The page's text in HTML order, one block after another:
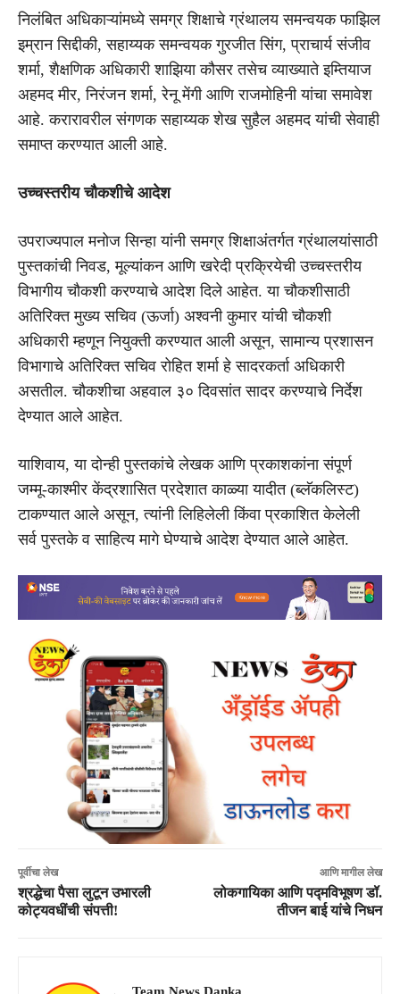
निलंबित अधिकाऱ्यांमध्ये समग्र शिक्षाचे ग्रंथालय समन्वयक फाझिल
इम्रान सिद्दीकी, सहाय्यक समन्वयक गुरजीत सिंग, प्राचार्य संजीव
शर्मा, शैक्षणिक अधिकारी शाझिया कौसर तसेच व्याख्याते इम्तियाज
अहमद मीर, निरंजन शर्मा, रेनू मेंगी आणि राजमोहिनी यांचा समावेश
आहे. करारावरील संगणक सहाय्यक शेख सुहैल अहमद यांची सेवाही
समाप्त करण्यात आली आहे.
उच्चस्तरीय चौकशीचे आदेश
उपराज्यपाल मनोज सिन्हा यांनी समग्र शिक्षाअंतर्गत ग्रंथालयांसाठी
पुस्तकांची निवड, मूल्यांकन आणि खरेदी प्रक्रियेची उच्चस्तरीय
विभागीय चौकशी करण्याचे आदेश दिले आहेत. या चौकशीसाठी
अतिरिक्त मुख्य सचिव (ऊर्जा) अश्वनी कुमार यांची चौकशी
अधिकारी म्हणून नियुक्ती करण्यात आली असून, सामान्य प्रशासन
विभागाचे अतिरिक्त सचिव रोहित शर्मा हे सादरकर्ता अधिकारी
असतील. चौकशीचा अहवाल ३० दिवसांत सादर करण्याचे निर्देश
देण्यात आले आहेत.
याशिवाय, या दोन्ही पुस्तकांचे लेखक आणि प्रकाशकांना संपूर्ण
जम्मू-काश्मीर केंद्रशासित प्रदेशात काळ्या यादीत (ब्लॅकलिस्ट)
टाकण्यात आले असून, त्यांनी लिहिलेली किंवा प्रकाशित केलेली
सर्व पुस्तके व साहित्य मागे घेण्याचे आदेश देण्यात आले आहेत.
पूर्वीचा लेख
श्रद्धेचा पैसा लुटून उभारली
कोट्यवधींची संपत्ती!
आणि मागील लेख
लोकगायिका आणि पद्मविभूषण डॉ.
तीजन बाई यांचे निधन
Team News Danka